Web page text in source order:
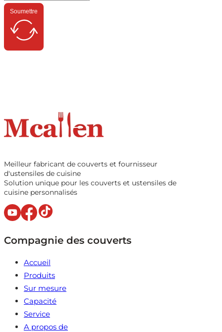
Soumettre
Meilleur fabricant de couverts et fournisseur
d'ustensiles de cuisine
Solution unique pour les couverts et ustensiles de
cuisine personnalisés
Compagnie des couverts
Accueil
Produits
Sur mesure
Capacité
Service
A propos de